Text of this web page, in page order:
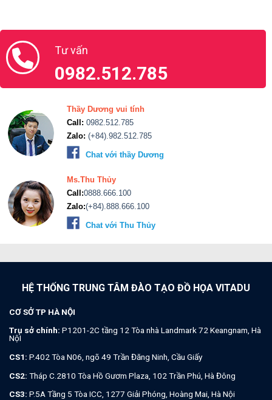
Tư vấn
0982.512.785
Thầy Dương vui tính
Call: 0982.512.785
Zalo: (+84).982.512.785
Chat với thầy Dương
Ms.Thu Thủy
Call:0888.666.100
Zalo:(+84).888.666.100
Chat với Thu Thủy
HỆ THỐNG TRUNG TÂM ĐÀO TẠO ĐỒ HỌA VITADU
CƠ SỞ TP HÀ NỘI
Trụ sở chính: P1201-2C tầng 12 Tòa nhà Landmark 72 Keangnam, Hà
NộI
CS1: P.402 Tòa N06, ngõ 49 Trần Đăng Ninh, Cầu Giấy
CS2: Tháp C.2810 Tòa Hồ Gươm Plaza, 102 Trần Phú, Hà Đông
CS3: P.5A Tầng 5 Tòa ICC, 1277 Giải Phóng, Hoàng Mai, Hà Nội